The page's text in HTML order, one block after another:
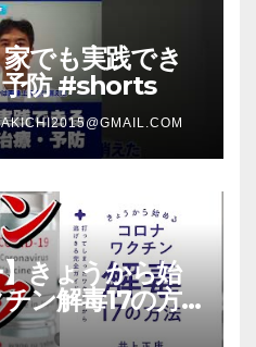
でも実践でき
予防 #shorts
】きょうから始
ン解毒17の方